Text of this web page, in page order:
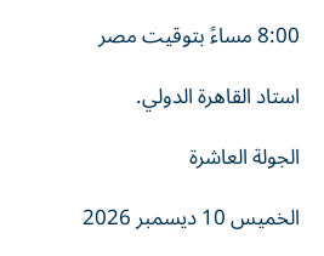
8:00 مساءً بتوقيت مصر
استاد القاهرة الدولي.
الجولة العاشرة
الخميس 10 ديسمبر 2026